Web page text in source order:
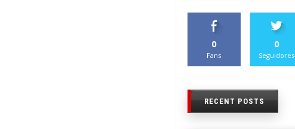
0
Fans
0
Seguidores
RECENT POSTS